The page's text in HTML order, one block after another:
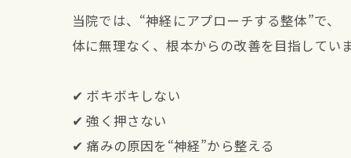
当院では、“神経にアプローチする整体”で、
体に無理なく、根本からの改善を目指していま
✔︎ ボキボキしない
✔︎ 強く押さない
✔︎ 痛みの原因を“神経”から整える